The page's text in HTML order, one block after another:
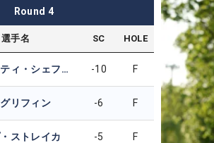
Round 4
選手名 SC HOLE
スコッティ・シェフラー -10 F
リフィン -6 F
ストレイカ -5 F